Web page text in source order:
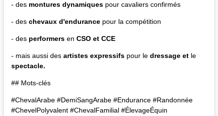
- des montures dynamiques pour cavaliers confirmés
- des chevaux d'endurance pour la compétition
- des performers en CSO et CCE
- mais aussi des artistes expressifs pour le dressage et le
spectacle.
## Mots-clés
#ChevalArabe #DemiSangArabe #Endurance #Randonnée
#ChevelPolyvalent #ChevalFamilial #ÉlevageÉquin